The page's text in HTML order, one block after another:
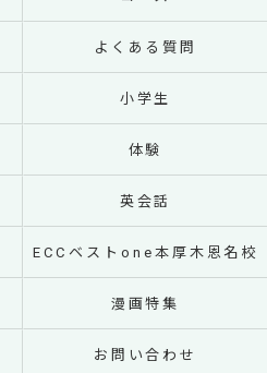
よくある質問
小学生
体験
英会話
ECCベストone本厚木恩名校
漫画特集
お問い合わせ